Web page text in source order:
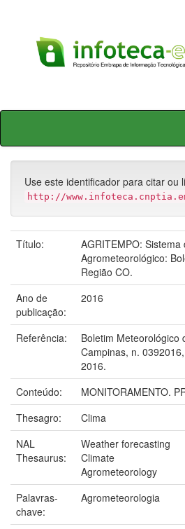
Skip
Use este identificador para citar ou
http://
Título:
AGRITEMPO:
Agrometeorológico:
Região CO.
Ano de
publicação:
2016
Referência:
Boletim Meteorológico
Campinas, n.
2016.
Conteúdo:
MONITORAMENTO.
Thesagro:
Clima
NAL
Thesaurus:
Weather forecasting
Climate
Agrometeorology
Palavras-
chave:
Agrometeorologia